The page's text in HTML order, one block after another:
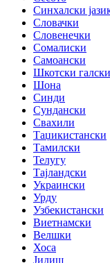
Синхалски
Словачки
Словенечки
Сомалиски
Самоански
Шкотски галски
Шона
Синди
Сундански
Свахили
Таџикистански
Тамилски
Телугу
Тајландски
Украински
Урду
Узбекистански
Виетнамски
Велшки
Хоса
Јидиш